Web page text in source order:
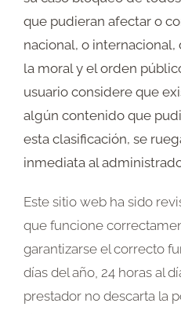
que pudieran afectar o
nacional, o
la moral y el orden
usuario considere que
algún contenido que
esta clasificación, se
inmediata al
Este sitio web ha sido
que funcione
garantizarse el correcto
días del año, 24 horas al
prestador no descarta la